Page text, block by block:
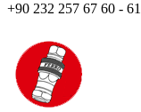
+90 232 257 67 60 - 61